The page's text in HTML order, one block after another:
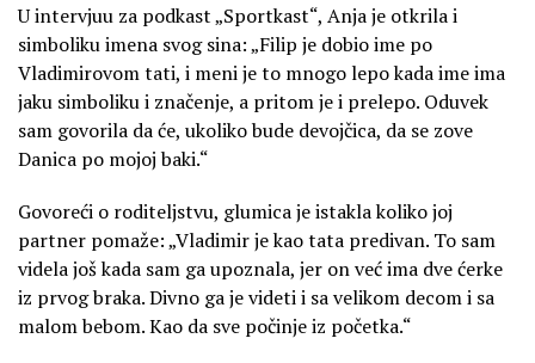
U intervjuu za podkast „Sportkast“, Anja je otkrila i
simboliku imena svog sina: „Filip je dobio ime po
Vladimirovom tati, i meni je to mnogo lepo kada ime ima
jaku simboliku i značenje, a pritom je i prelepo. Oduvek
sam govorila da će, ukoliko bude devojčica, da se zove
Danica po mojoj baki.“
Govoreći o roditeljstvu, glumica je istakla koliko joj
partner pomaže: „Vladimir je kao tata predivan. To sam
videla još kada sam ga upoznala, jer on već ima dve ćerke
iz prvog braka. Divno ga je videti i sa velikom decom i sa
malom bebom. Kao da sve počinje iz početka.“